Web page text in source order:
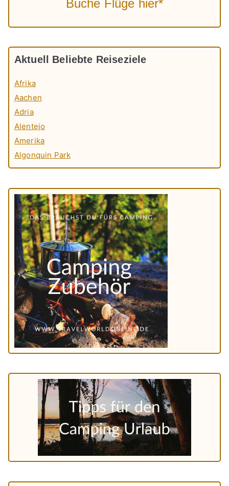
Buche Flüge hier*
Aktuell Beliebte Reiseziele
Afrika
Aachen
Adria
Alentejo
Amerika
Algonquin Park